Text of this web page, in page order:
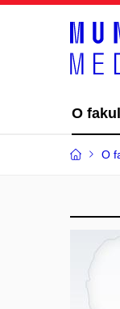
O
O